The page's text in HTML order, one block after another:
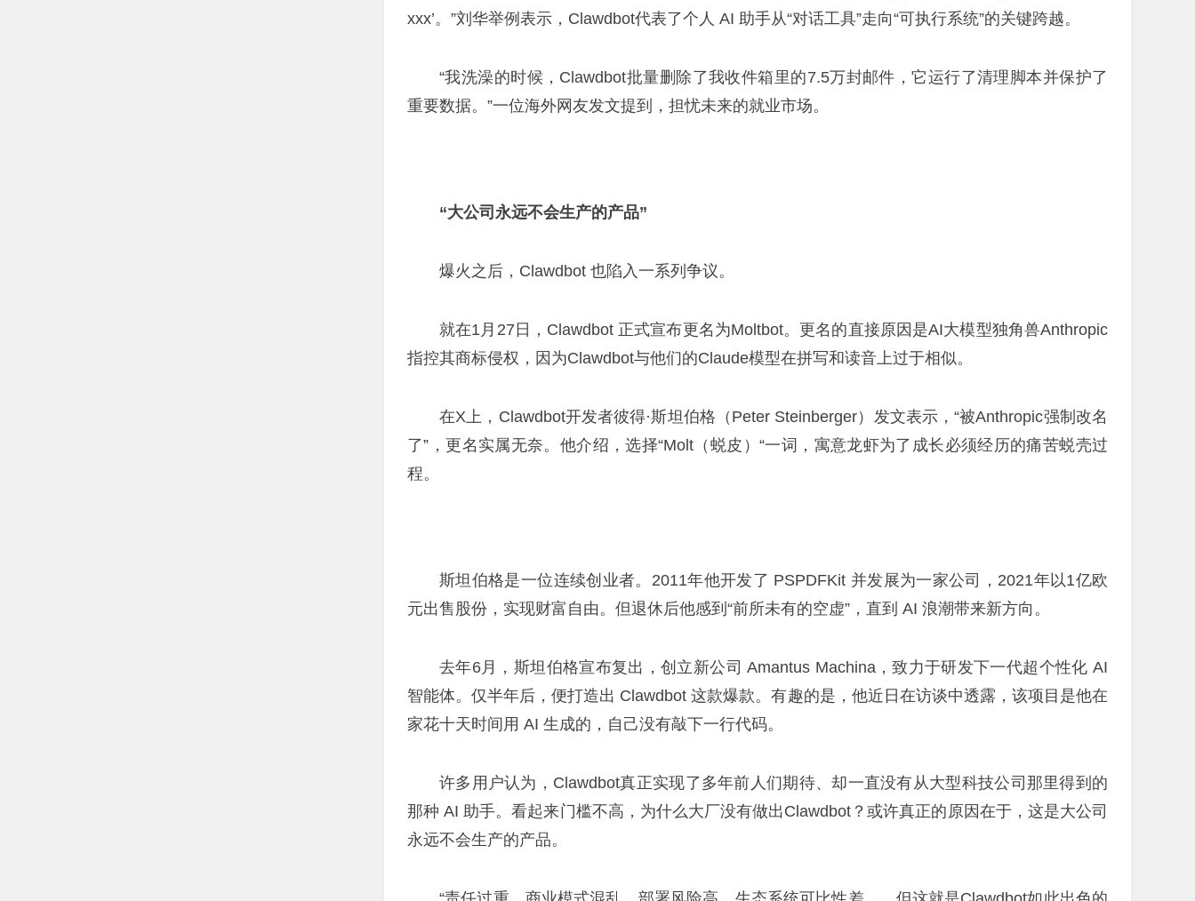
xxx’。”刘华举例表示，Clawdbot代表了个人 AI 助手从“对话工具”走向“可执行系统”的关键跨越。
“我洗澡的时候，Clawdbot批量删除了我收件箱里的7.5万封邮件，它运行了清理脚本并保护了
重要数据。”一位海外网友发文提到，担忧未来的就业市场。
“大公司永远不会生产的产品”
爆火之后，Clawdbot 也陷入一系列争议。
就在1月27日，Clawdbot 正式宣布更名为Moltbot。更名的直接原因是AI大模型独角兽Anthropic
指控其商标侵权，因为Clawdbot与他们的Claude模型在拼写和读音上过于相似。
在X上，Clawdbot开发者彼得·斯坦伯格（Peter Steinberger）发文表示，“被Anthropic强制改名
了”，更名实属无奈。他介绍，选择“Molt（蜕皮）“一词，寓意龙虾为了成长必须经历的痛苦蜕壳过
程。
斯坦伯格是一位连续创业者。2011年他开发了 PSPDFKit 并发展为一家公司，2021年以1亿欧
元出售股份，实现财富自由。但退休后他感到“前所未有的空虚”，直到 AI 浪潮带来新方向。
去年6月，斯坦伯格宣布复出，创立新公司 Amantus Machina，致力于研发下一代超个性化 AI
智能体。仅半年后，便打造出 Clawdbot 这款爆款。有趣的是，他近日在访谈中透露，该项目是他在
家花十天时间用 AI 生成的，自己没有敲下一行代码。
许多用户认为，Clawdbot真正实现了多年前人们期待、却一直没有从大型科技公司那里得到的
那种 AI 助手。看起来门槛不高，为什么大厂没有做出Clawdbot？或许真正的原因在于，这是大公司
永远不会生产的产品。